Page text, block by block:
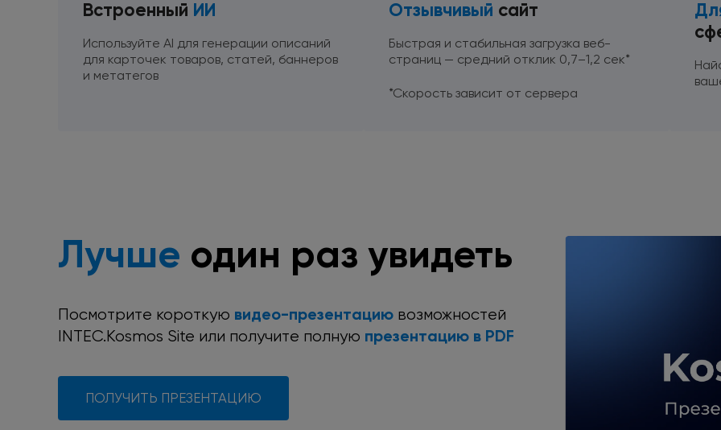
Встроенный ИИ
Используйте AI для генерации описаний
для карточек товаров, статей, баннеров
и метатегов
Отзывчивый сайт
Быстрая и стабильная загрузка веб-
страниц — средний отклик 0,7–1,2 сек*
*Cкорость зависит от сервера
Лучше один раз увидеть
Посмотрите короткую видео-презентацию возможностей
INTEC.Kosmos Site или получите полную презентацию в PDF
ПОЛУЧИТЬ ПРЕЗЕНТАЦИЮ